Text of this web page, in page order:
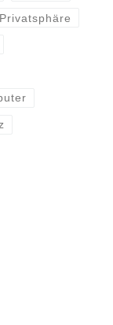
Privatsphäre